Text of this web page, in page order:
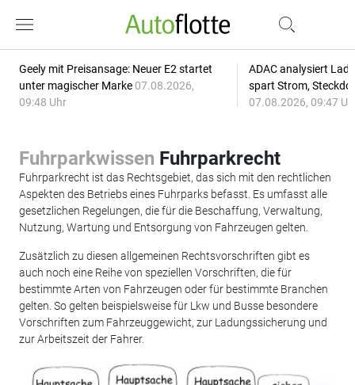
Geely mit Preisansage: Neuer E2 startet
unter magischer Marke 07.08.2026,
09:48 Uhr
ADAC analysiert
spart Strom,
07.08.2026, 09:47
Fuhrparkwissen Fuhrparkrecht
Fuhrparkrecht ist das Rechtsgebiet, das sich mit den rechtlichen
Aspekten des Betriebs eines Fuhrparks befasst. Es umfasst alle
gesetzlichen Regelungen, die für die Beschaffung, Verwaltung,
Nutzung, Wartung und Entsorgung von Fahrzeugen gelten.
Zusätzlich zu diesen allgemeinen Rechtsvorschriften gibt es
auch noch eine Reihe von speziellen Vorschriften, die für
bestimmte Arten von Fahrzeugen oder für bestimmte Branchen
gelten. So gelten beispielsweise für Lkw und Busse besondere
Vorschriften zum Fahrzeuggewicht, zur Ladungssicherung und
zur Arbeitszeit der Fahrer.